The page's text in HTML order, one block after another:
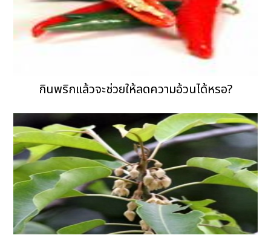
กินพริกแล้วจะช่วยให้ลดความอ้วนได้หรอ?